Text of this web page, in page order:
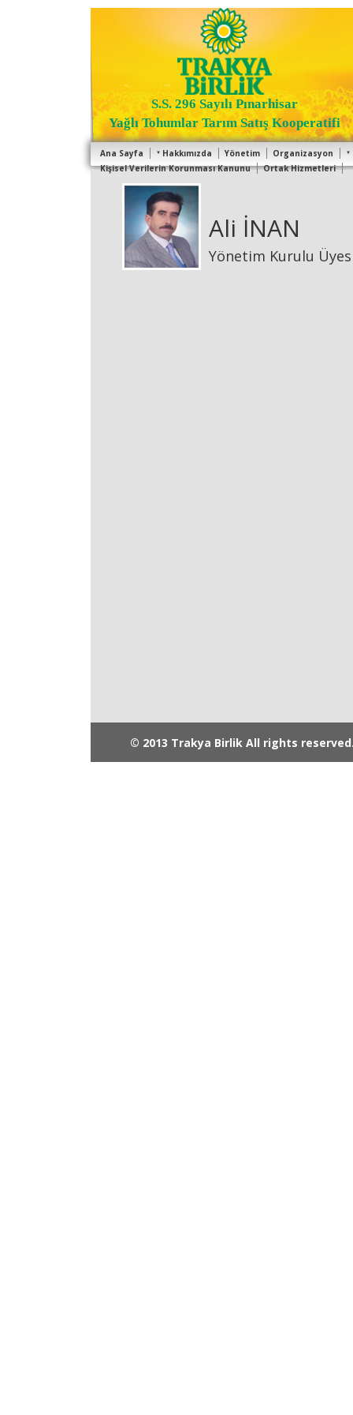
S.S. 296 Sayılı Pınarhisar
Yağlı Tohumlar Tarım Satış Kooperatifi
Ana Sayfa Hakkımızda Yönetim Organizasyon
Kişisel Verilerin Korunması Kanunu
Ortak Hizmetleri
Ali İNAN
Yönetim Kurulu
© 2013 Trakya Birlik All rights